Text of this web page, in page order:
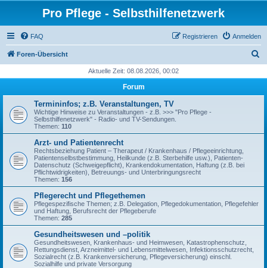
Pro Pflege - Selbsthilfenetzwerk
FAQ Anmelden
Registrieren
Foren-Übersicht
h
Aktuelle Zeit: 08.08.2026, 00:02
Forum
Termininfos; z.B. Veranstaltungen, TV
Wichtige Hinweise zu Veranstaltungen - z.B. >>> "Pro Pflege -
Selbsthilfenetzwerk" - Radio- und TV-Sendungen.
Themen: 110
Arzt- und Patientenrecht
Rechtsbeziehung Patient – Therapeut / Krankenhaus / Pflegeeinrichtung,
Patientenselbstbestimmung, Heilkunde (z.B. Sterbehilfe usw.), Patienten-
Datenschutz (Schweigepflicht), Krankendokumentation, Haftung (z.B. bei
Pflichtwidrigkeiten), Betreuungs- und Unterbringungsrecht
Themen: 156
Pflegerecht und Pflegethemen
Pflegespezifische Themen; z.B. Delegation, Pflegedokumentation, Pflegefehler
und Haftung, Berufsrecht der Pflegeberufe
Themen: 285
Gesundheitswesen und –politik
Gesundheitswesen, Krankenhaus- und Heimwesen, Katastrophenschutz,
Rettungsdienst, Arzneimittel- und Lebensmittelwesen, Infektionsschutzrecht,
Sozialrecht (z.B. Krankenversicherung, Pflegeversicherung) einschl.
Sozialhilfe und private Versorgung